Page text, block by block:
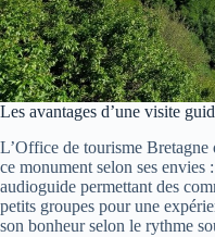
Les avantages d’une visite
L’Office de tourisme
ce monument selon ses
audioguide permettant des
petits groupes pour une
son bonheur selon le rythme